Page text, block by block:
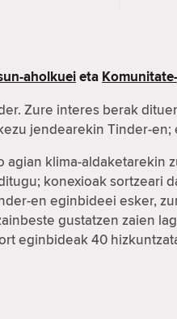
aholkueieta
Zure interes berak
jendearekin Tinder-
klima-
konexioak sortzeari
en eginbideei esker,
gustatzen zaien
eginbideak 40